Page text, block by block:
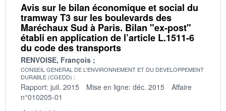
Avis sur le bilan économique et social du
tramway T3 sur les boulevards des
Maréchaux Sud à Paris. Bilan "ex-post"
établi en application de l’article L.1511-6
du code des transports
RENVOISE, François
CONSEIL GENERAL DE L'ENVIRONNEMENT ET DU DEVELOPPEMENT
DURABLE (CGEDD)
Rapport: juil. 2015 Mise en ligne: déc. 2015
Affaire
n°010205-01